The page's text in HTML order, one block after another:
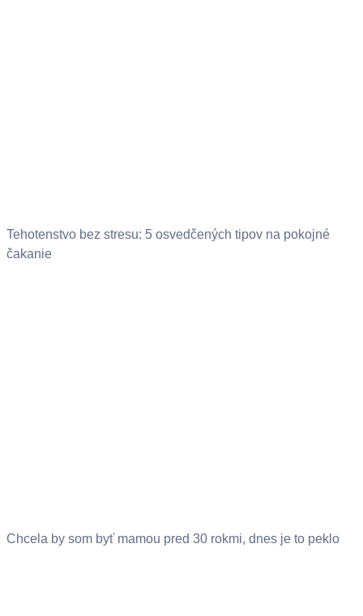
Tehotenstvo bez stresu: 5 osvedčených tipov na pokojné
čakanie
Chcela by som byť mamou pred 30 rokmi, dnes je to peklo